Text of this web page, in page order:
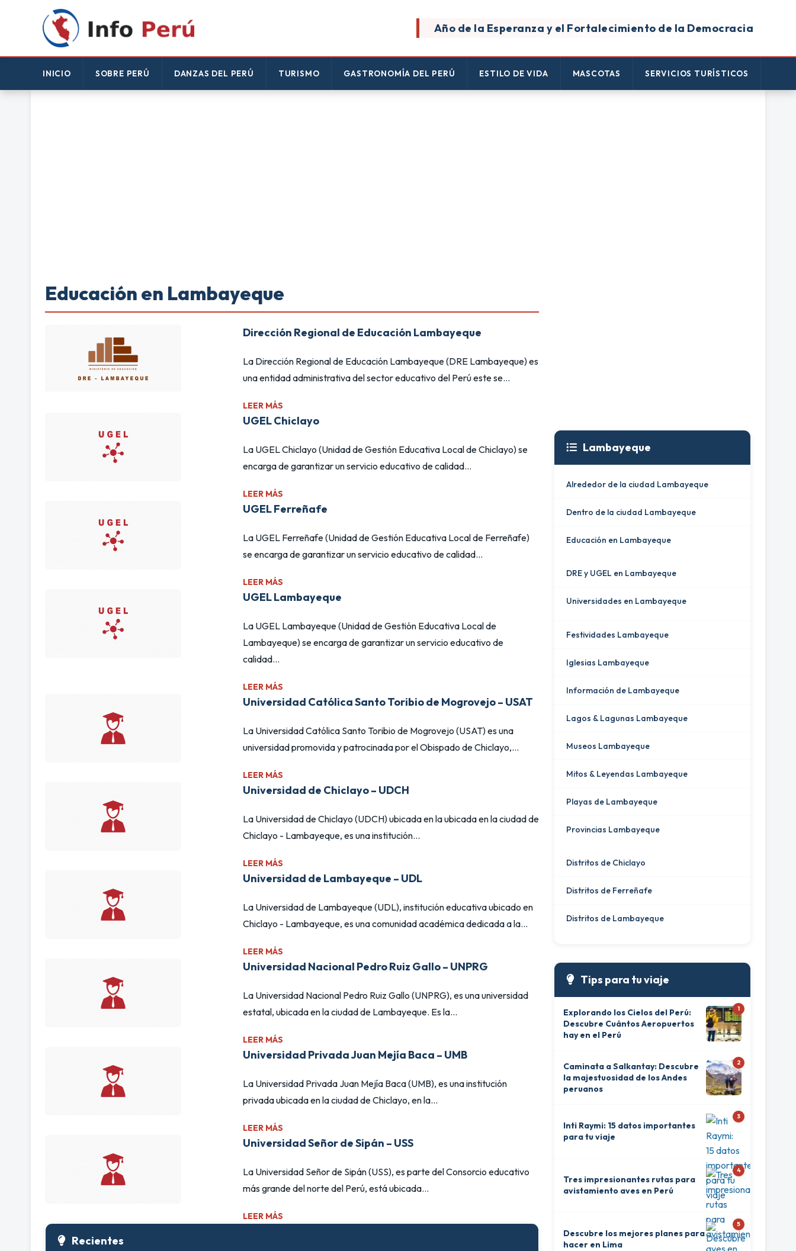
Año de la Esperanza y el Fortalecimiento de la Democracia
INICIO SOBRE PERÚ DANZAS DEL PERÚ TURISMO GASTRONOMÍA DEL PERÚ ESTILO DE VIDA MASCOTAS SERVICIOS TURÍSTICOS
Educación en Lambayeque
Dirección Regional de Educación Lambayeque
La Dirección Regional de Educación Lambayeque (DRE Lambayeque) es
una entidad administrativa del sector educativo del Perú este se...
LEER MÁS
UGEL Chiclayo
La UGEL Chiclayo (Unidad de Gestión Educativa Local de Chiclayo) se
encarga de garantizar un servicio educativo de calidad...
LEER MÁS
UGEL Ferreñafe
La UGEL Ferreñafe (Unidad de Gestión Educativa Local de Ferreñafe)
se encarga de garantizar un servicio educativo de calidad...
LEER MÁS
UGEL Lambayeque
La UGEL Lambayeque (Unidad de Gestión Educativa Local de
Lambayeque) se encarga de garantizar un servicio educativo de
calidad...
LEER MÁS
Universidad Católica Santo Toribio de Mogrovejo – USAT
La Universidad Católica Santo Toribio de Mogrovejo (USAT) es una
universidad promovida y patrocinada por el Obispado de Chiclayo,...
LEER MÁS
Universidad de Chiclayo – UDCH
La Universidad de Chiclayo (UDCH) ubicada en la ubicada en la ciudad de
Chiclayo - Lambayeque, es una institución...
LEER MÁS
Universidad de Lambayeque – UDL
La Universidad de Lambayeque (UDL), institución educativa ubicado en
Chiclayo - Lambayeque, es una comunidad académica dedicada a la...
LEER MÁS
Universidad Nacional Pedro Ruiz Gallo – UNPRG
La Universidad Nacional Pedro Ruiz Gallo (UNPRG), es una universidad
estatal, ubicada en la ciudad de Lambayeque. Es la...
LEER MÁS
Universidad Privada Juan Mejía Baca – UMB
La Universidad Privada Juan Mejía Baca (UMB), es una institución
privada ubicada en la ciudad de Chiclayo, en la...
LEER MÁS
Universidad Señor de Sipán – USS
La Universidad Señor de Sipán (USS), es parte del Consorcio educativo
más grande del norte del Perú, está ubicada...
LEER MÁS
Lambayeque
Alrededor de la ciudad Lambayeque
Dentro de la ciudad Lambayeque
Educación en Lambayeque
DRE y UGEL en Lambayeque
Universidades en Lambayeque
Festividades Lambayeque
Iglesias Lambayeque
Información de Lambayeque
Lagos & Lagunas Lambayeque
Museos Lambayeque
Mitos & Leyendas Lambayeque
Playas de Lambayeque
Provincias Lambayeque
Distritos de Chiclayo
Distritos de Ferreñafe
Distritos de Lambayeque
Tips para tu viaje
Explorando los Cielos del Perú:
Descubre Cuántos Aeropuertos
hay en el Perú
1
Caminata a Salkantay: Descubre
la majestuosidad de los Andes
peruanos
2
Inti Raymi: 15 datos importantes
para tu viaje
3
Tres impresionantes rutas para
avistamiento aves en Perú
4
Descubre los mejores planes para
hacer en Lima
5
Recientes